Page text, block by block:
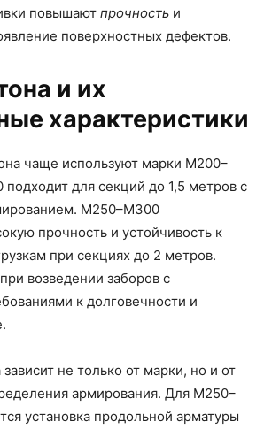
повышают прочность и
поверхностных дефектов.
и их
характеристики
чаще используют марки М200–
для секций до 1,5 метров с
М250–М300
прочность и устойчивость к
при секциях до 2 метров.
возведении заборов с
к долговечности и
не только от марки, но и от
армирования. Для М250–
установка продольной арматуры